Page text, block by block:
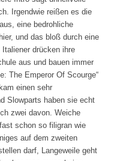
Irgendwie reißen es die
eine bedrohliche
und das bloß durch eine
drücken ihre
aus und bauen immer
The Emperor Of Scourge“
einen sehr
Slowparts haben sie echt
zwei davon. Weiche
schon so filigran wie
auf dem zweiten
darf, Langeweile geht